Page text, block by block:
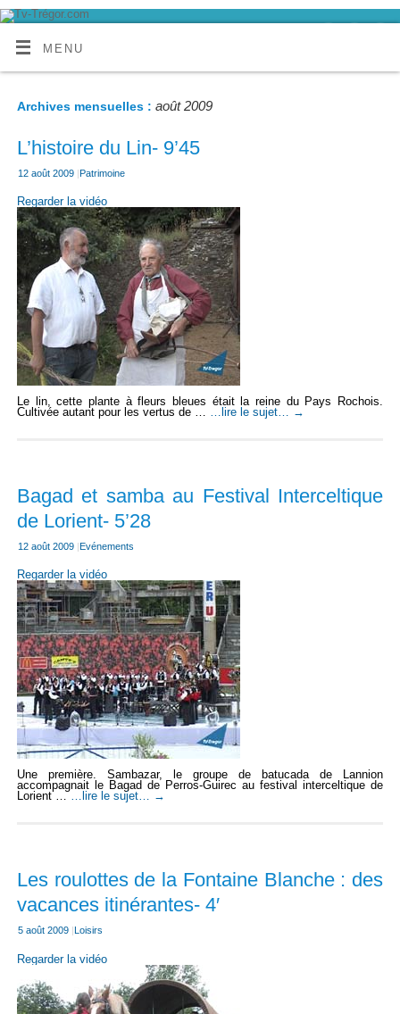
MENU
Archives mensuelles : août 2009
L’histoire du Lin- 9’45
12 août 2009 |Patrimoine
Regarder la vidéo
Le lin, cette plante à fleurs bleues était la reine du Pays Rochois.
Cultivée autant pour les vertus de … …lire le sujet… →
Bagad et samba au Festival Interceltique
de Lorient- 5’28
12 août 2009 |Evénements
Regarder la vidéo
Une première. Sambazar, le groupe de batucada de Lannion
accompagnait le Bagad de Perros-Guirec au festival interceltique de
Lorient … …lire le sujet… →
Les roulottes de la Fontaine Blanche : des
vacances itinérantes- 4′
5 août 2009 |Loisirs
Regarder la vidéo